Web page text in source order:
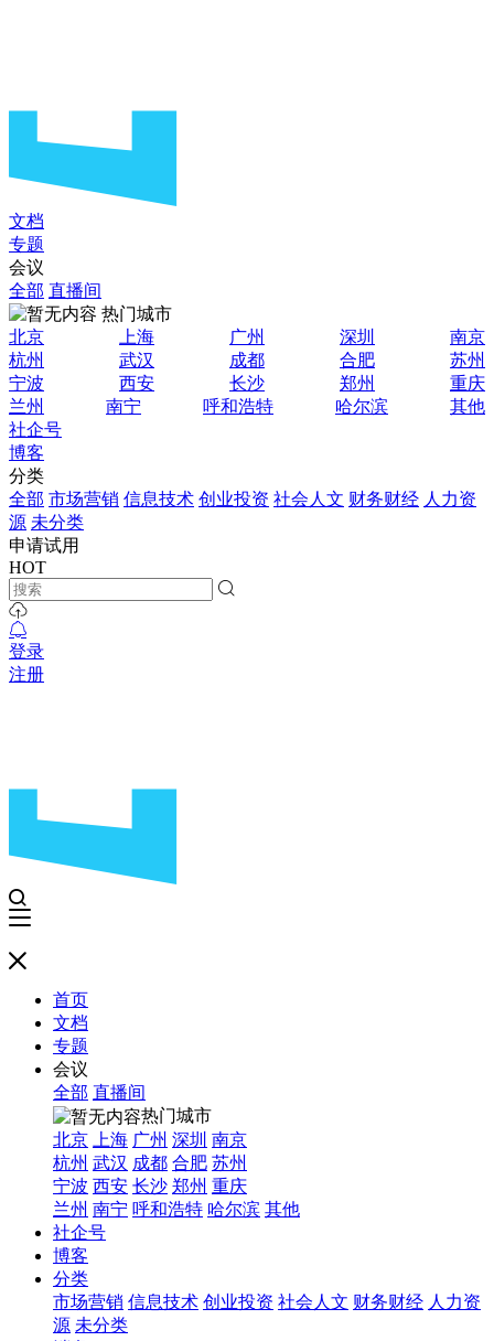
文档
专题
会议
全部 直播间
热门城市
北京
上海 广州 深圳
南京
杭州
武汉 成都 合肥
苏州
宁波
西安 长沙 郑州
重庆
兰州
南宁 呼和浩特 哈尔滨
其他
社企号
博客
分类
全部 市场营销 信息技术 创业投资 社会人文 财务财经 人力资
源 未分类
申请试用
HOT
登录
注册
首页
文档
专题
会议
全部 直播间
热门城市
北京
上海 广州 深圳 南京
杭州 武汉 成都 合肥 苏州
宁波 西安 长沙 郑州 重庆
兰州 南宁 呼和浩特 哈尔滨 其他
社企号
博客
分类
市场营销 信息技术 创业投资 社会人文 财务财经 人力资
源 未分类